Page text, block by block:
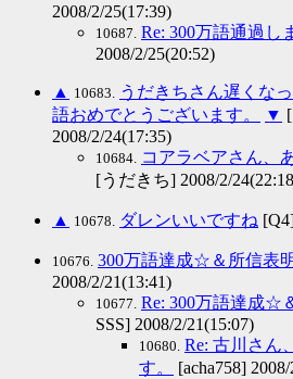
2008/2/25(17:39)
10687. Re: 300万語通過し
2008/2/25(20:52)
▲ 10683.
うだきちさん遅くな
語おめでとうございます。
▼
2008/2/24(17:35)
10684. コアラベアさん、
[うだきち] 2008/2/
▲ 10678. ダレンいいですね
10676. 300万語達成☆＆所信表
2008/2/21(13:41)
10677. Re: 300万語達成☆
SSS] 2008/2/21(15:07)
10680. Re: 古川さん
す。
[acha758]